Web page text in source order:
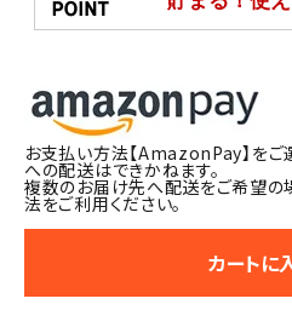
お支払い方法【AmazonPay】を
への配送はできかねます。
複数のお届け先へ配送をご希望の
法をご利用ください。
カートに